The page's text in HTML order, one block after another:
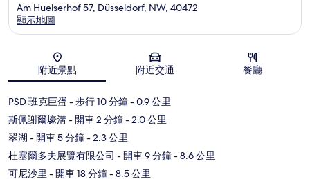
地圖
Am Huelserhof 57, Düsseldorf, NW, 40472
顯示地圖
附近景點 附近交通 餐廳
PSD 班克巨蛋 - 步行 10 分鐘- 0.9 公里
斯佩謝爾壕溝- 開車 2 分鐘- 2.0 公里
翠湖 - 開車 5 分鐘- 2.3 公里
杜塞爾多夫展覽有限公司 - 開車 9 分鐘- 8.6 公里
可尼沙里 - 開車 18 分鐘- 8.5 公里